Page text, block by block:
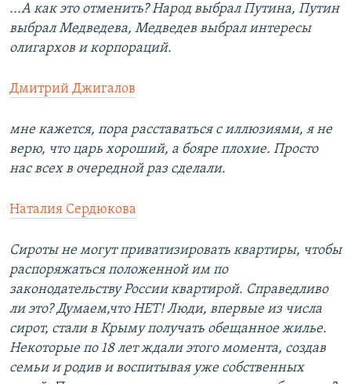
...А как это отменить? Народ выбрал Путина, Путин
выбрал Медведева, Медведев выбрал интересы
олигархов и корпораций.
Дмитрий Джигалов
мне кажется, пора расставаться с иллюзиями, я не
верю, что царь хороший, а бояре плохие. Просто
нас всех в очередной раз сделали.
Наталия Сердюкова
Сироты не могут приватизировать квартиры, чтобы
распоряжаться положенной им по
законодательству России квартирой. Справедливо
ли это? Думаем,что НЕТ! Люди, впервые из числа
сирот, стали в Крыму получать обещанное жилье.
Некоторые по 18 лет ждали этого момента, создав
семьи и родив и воспитывая уже собственных